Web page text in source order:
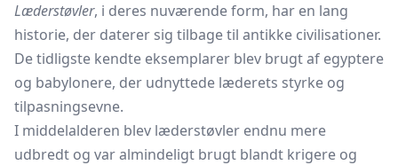
Læderstøvler, i deres nuværende form, har en lang
historie, der daterer sig tilbage til antikke civilisationer.
De tidligste kendte eksemplarer blev brugt af egyptere
og babylonere, der udnyttede læderets styrke og
tilpasningsevne.
I middelalderen blev læderstøvler endnu mere
udbredt og var almindeligt brugt blandt krigere og